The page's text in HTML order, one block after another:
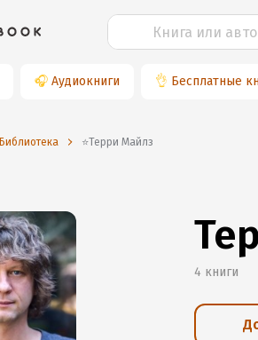
🎧 Аудиокниги 👌 Бесплатные
Библиотека ⭐️Терри Майлз
4 книги